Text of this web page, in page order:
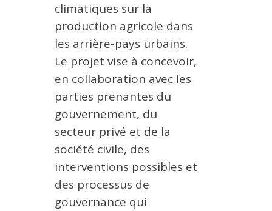
climatiques sur la
production agricole dans
les arrière-pays urbains.
Le projet vise à concevoir,
en collaboration avec les
parties prenantes du
gouvernement, du
secteur privé et de la
société civile, des
interventions possibles et
des processus de
gouvernance qui